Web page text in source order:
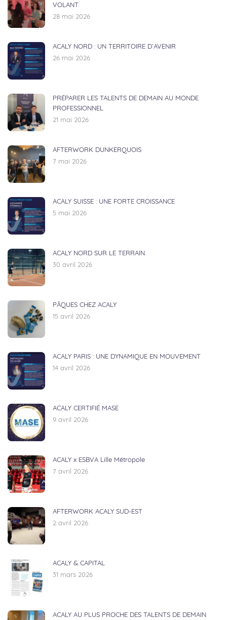
VOLANT
28 mai 2026
ACALY NORD : UN TERRITOIRE D’AVENIR
26 mai 2026
PRÉPARER LES TALENTS DE DEMAIN AU MONDE
PROFESSIONNEL
21 mai 2026
AFTERWORK DUNKERQUOIS
7 mai 2026
ACALY SUISSE : UNE FORTE CROISSANCE
5 mai 2026
ACALY NORD SUR LE TERRAIN
30 avril 2026
PÂQUES CHEZ ACALY
15 avril 2026
ACALY PARIS : UNE DYNAMIQUE EN MOUVEMENT
14 avril 2026
ACALY CERTIFIÉ MASE
9 avril 2026
ACALY x ESBVA Lille Métropole
7 avril 2026
AFTERWORK ACALY SUD-EST
2 avril 2026
ACALY & CAPITAL
31 mars 2026
ACALY AU PLUS PROCHE DES TALENTS DE DEMAIN